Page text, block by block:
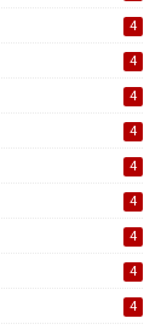
4
4
4
4
4
4
4
4
4